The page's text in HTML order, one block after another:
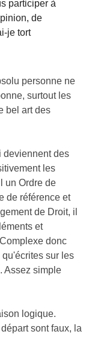
participer à
de
je tort
personne ne
surtout les
bel art des
deviennent des
les
un Ordre de
de référence et
de Droit, il
et
donc
sur les
Assez simple
logique.
sont faux, la